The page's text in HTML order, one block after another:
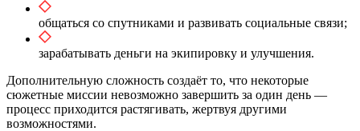
общаться со спутниками и развивать социальные связи;
зарабатывать деньги на экипировку и улучшения.
Дополнительную сложность создаёт то, что некоторые
сюжетные миссии невозможно завершить за один день —
процесс приходится растягивать, жертвуя другими
возможностями.